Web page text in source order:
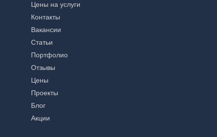
Цены на услуги
Контакты
Вакансии
Статьи
Портфолио
Отзывы
Цены
Проекты
Блог
Акции